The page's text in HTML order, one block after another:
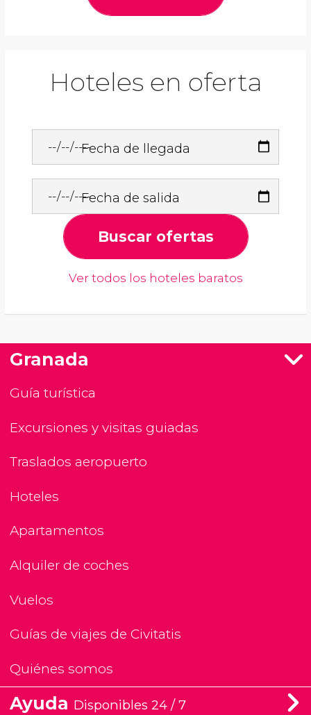
Hoteles en oferta
Fecha de llegada
Fecha de salida
Buscar ofertas
Ver todos los hoteles baratos
Granada
Guía turística
Excursiones y visitas guiadas
Traslados aeropuerto
Hoteles
Apartamentos
Alquiler de coches
Vuelos
Guías de viajes de Civitatis
Quiénes somos
Ayuda Disponibles 24 / 7